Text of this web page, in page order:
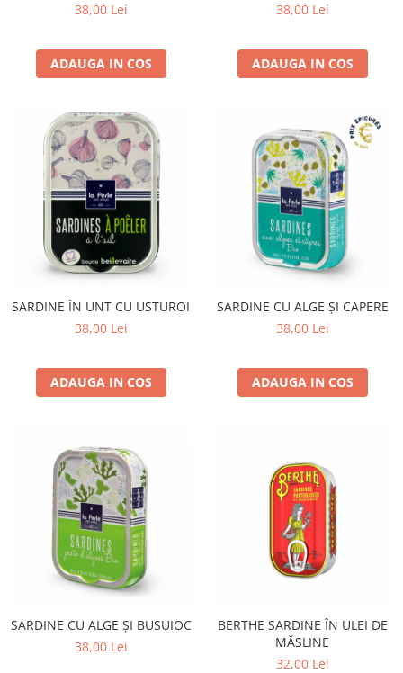
38,00 Lei
ADAUGA IN COS
38,00 Lei
ADAUGA IN COS
SARDINE ÎN UNT CU USTUROI
38,00 Lei
ADAUGA IN COS
SARDINE CU ALGE ȘI CAPERE
38,00 Lei
ADAUGA IN COS
SARDINE CU ALGE ȘI BUSUIOC
38,00 Lei
BERTHE SARDINE ÎN ULEI DE
MĂSLINE
32,00 Lei